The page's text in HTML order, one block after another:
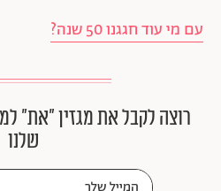
עם מי עוד חגגנו 50 שנה?
רוצה לקבל את מגזין ״את״
שלנו